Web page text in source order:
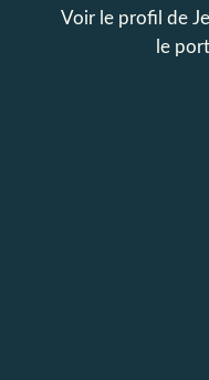
Voir le profil de
le